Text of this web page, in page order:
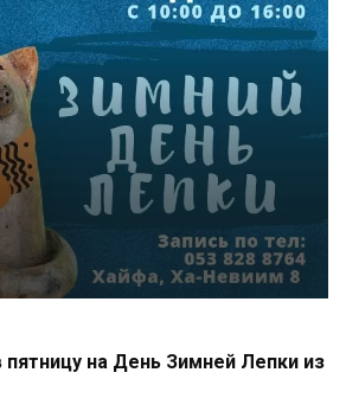
на День Зимней Лепки из